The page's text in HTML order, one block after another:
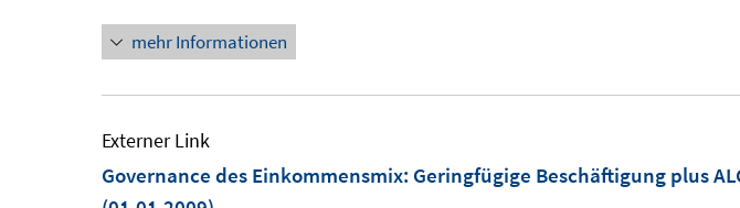
mehr Informationen
Externer Link
Governance des Einkommensmix: Geringfügige Beschäftigung plus